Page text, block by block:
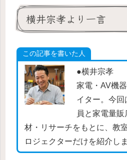
横井宗孝より一言
この記事を書いた人
●横井宗孝
家電・AV機
イター。今回
員と家電量
材・リサーチをもとに、教
ロジェクターだけを紹介し